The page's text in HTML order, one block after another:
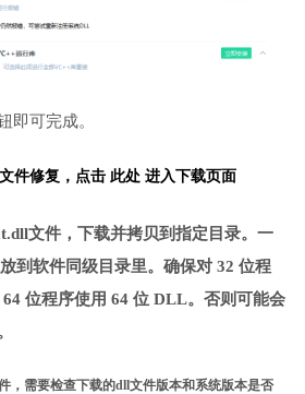
即可完成。
件修复， 点击 此处 进入下载页面
文件，下载并拷贝到指定目录。一
到软件同级目录里。确保对 32 位程
位程序使用 64 位 DLL。否则可能会
，需要检查下载的dll文件版本和系统版本是否